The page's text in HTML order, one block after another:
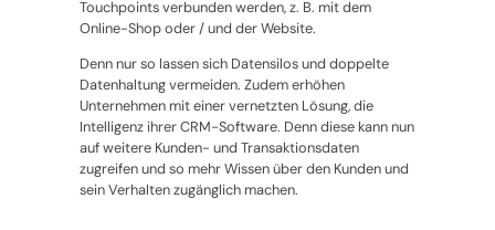
Touchpoints verbunden werden, z. B. mit dem
Online-Shop oder / und der Website.
Denn nur so lassen sich Datensilos und doppelte
Datenhaltung vermeiden. Zudem erhöhen
Unternehmen mit einer vernetzten Lösung, die
Intelligenz ihrer CRM-Software. Denn diese kann nun
auf weitere Kunden- und Transaktionsdaten
zugreifen und so mehr Wissen über den Kunden und
sein Verhalten zugänglich machen.